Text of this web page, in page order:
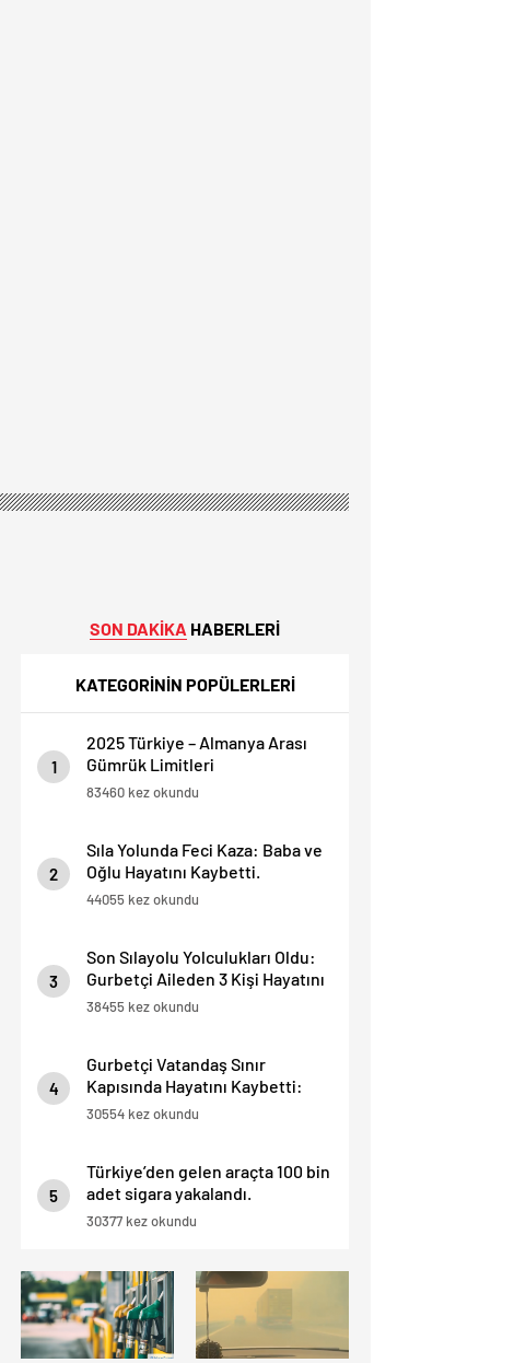
SON DAKİKA HABERLERİ
KATEGORİNİN POPÜLERLERİ
1
2025 Türkiye – Almanya Arası
Gümrük Limitleri
83460 kez okundu
2
Sıla Yolunda Feci Kaza: Baba ve
Oğlu Hayatını Kaybetti.
44055 kez okundu
3
Son Sılayolu Yolculukları Oldu:
Gurbetçi Aileden 3 Kişi Hayatını
Kaybetti.
38455 kez okundu
4
Gurbetçi Vatandaş Sınır
Kapısında Hayatını Kaybetti:
“İnsan Hayatı Bu Kadar Ucuz
30554 kez okundu
5
Türkiye’den gelen araçta 100 bin
adet sigara yakalandı.
30377 kez okundu